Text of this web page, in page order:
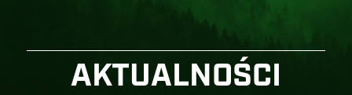
AKTUALNOŚCI